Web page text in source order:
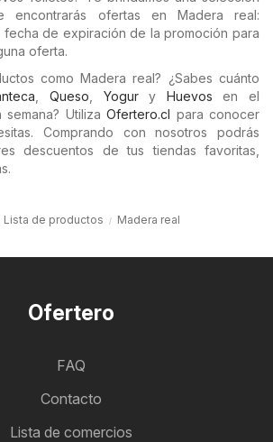
encontrarás ofertas en Madera real:
fecha de expiración de la promoción para
oferta.
como Madera real? ¿Sabes cuánto
Queso Yogury Huevos en el
Utiliza Ofertero.cl para conocer
Comprando con nosotros podrás
descuentos de tus tiendas favoritas,
Lista de productos Madera real
Ofertero
FAQ
Contacto
Lista de comercios